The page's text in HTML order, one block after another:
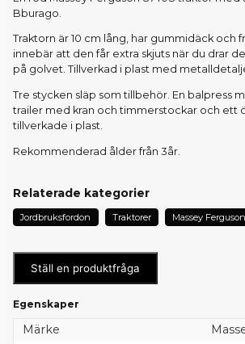
Bburago.
Traktorn är 10 cm lång, har gummidäck och
innebär att den får extra skjuts när du drar
på golvet. Tillverkad i plast med
Tre stycken släp som tillbehör. En balpress
trailer med kran och timmerstockar och ett
tillverkade i plast.
Rekommenderad ålder från 3år.
Relaterade kategorier
Jordbruksfordon Traktorer Massey Ferguson
Ställ en produktfråga
Egenskaper
Märke